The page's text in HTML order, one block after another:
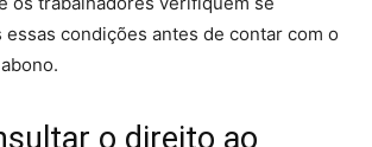
essas condições antes de contar com o
o direito ao